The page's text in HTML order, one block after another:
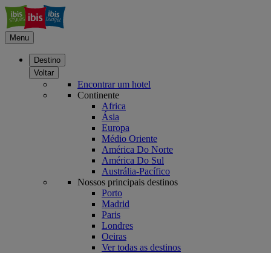
Menu
Destino
Voltar
Encontrar um hotel
Continente
Africa
Ásia
Europa
Médio Oriente
América Do Norte
América Do Sul
Austrália-Pacífico
Nossos principais destinos
Porto
Madrid
Paris
Londres
Oeiras
Ver todas as destinos